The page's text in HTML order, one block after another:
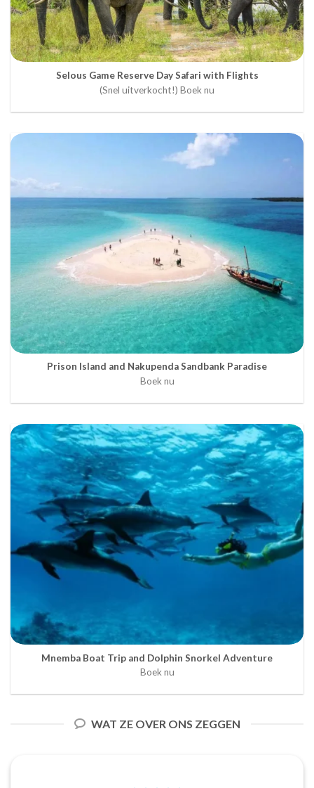
Selous Game Reserve Day Safari with Flights
(Snel uitverkocht!) Boek nu
Prison Island and Nakupenda Sandbank Paradise
Boek nu
Mnemba Boat Trip and Dolphin Snorkel Adventure
Boek nu
WAT ZE OVER ONS ZEGGEN